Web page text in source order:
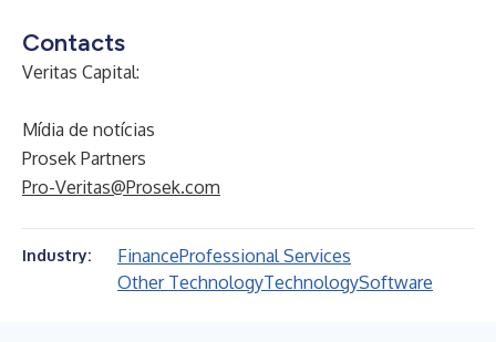
Contacts
Veritas Capital:
Mídia de notícias
Prosek Partners
Pro-Veritas@Prosek.com
Industry: FinanceProfessional Services
Other TechnologyTechnologySoftware